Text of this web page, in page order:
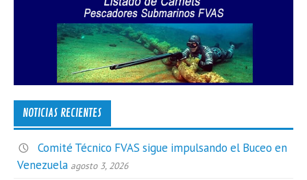
NOTICIAS RECIENTES
Comité Técnico FVAS sigue impulsando el Buceo en
Venezuela agosto 3, 2026